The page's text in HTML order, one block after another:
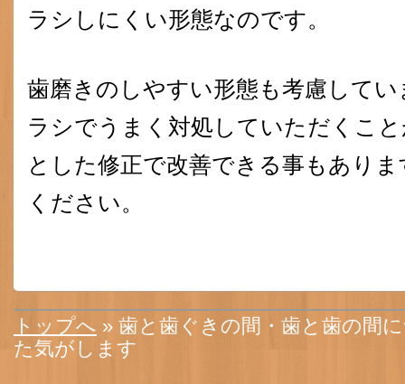
ラシしにくい形態なのです。
歯磨きのしやすい形態も考慮して
ラシでうまく対処していただくこ
とした修正で改善できる事もあり
ください。
トップへ » 歯と歯ぐきの間・歯と歯の間
た気がします